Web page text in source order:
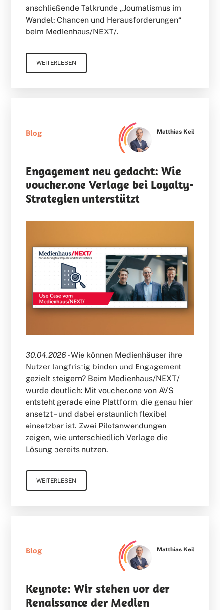
anschließende Talkrunde „Journalismus im
Wandel: Chancen und Herausforderungen“
beim Medienhaus/NEXT/.
WEITERLESEN
Blog Matthias Keil
Engagement neu gedacht: Wie
voucher.one Verlage bei Loyalty-
Strategien unterstützt
30.04.2026 -Wie können Medienhäuser ihre
Nutzer langfristig binden und Engagement
gezielt steigern? Beim Medienhaus/NEXT/
wurde deutlich: Mit voucher.one von AVS
entsteht gerade eine Plattform, die genau hier
ansetzt – und dabei erstaunlich flexibel
einsetzbar ist. Zwei Pilotanwendungen
zeigen, wie unterschiedlich Verlage die
Lösung bereits nutzen.
WEITERLESEN
Blog Matthias Keil
Keynote: Wir stehen vor der
Renaissance der Medien